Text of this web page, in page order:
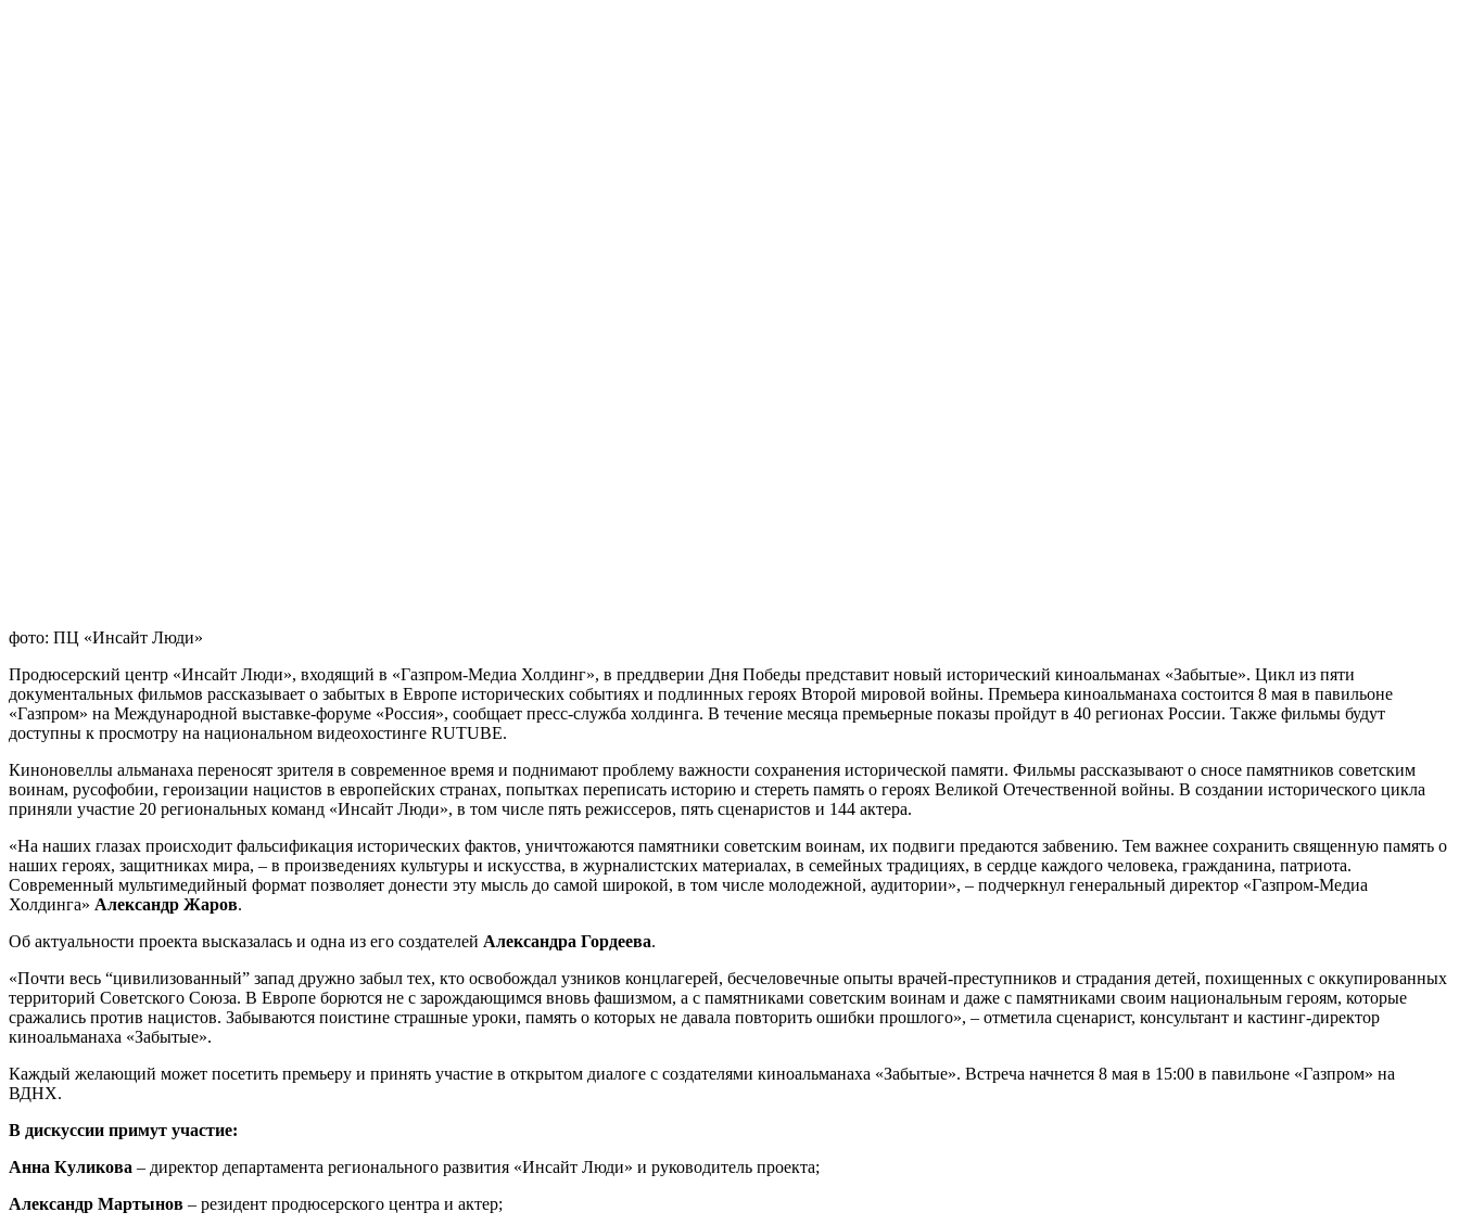
фото: ПЦ «Инсайт Люди»
Продюсерский центр «Инсайт Люди», входящий в «Газпром-Медиа Холдинг», в преддверии Дня Победы представит новый исторический киноальманах «Забытые». Цикл из пяти
документальных фильмов рассказывает о забытых в Европе исторических событиях и подлинных героях Второй мировой войны. Премьера киноальманаха состоится 8 мая в павильоне
«Газпром» на Международной выставке-форуме «Россия», сообщает пресс-служба холдинга. В течение месяца премьерные показы пройдут в 40 регионах России. Также фильмы будут
доступны к просмотру на национальном видеохостинге RUTUBE.
Киноновеллы альманаха переносят зрителя в современное время и поднимают проблему важности сохранения исторической памяти. Фильмы рассказывают о сносе памятников советским
воинам, русофобии, героизации нацистов в европейских странах, попытках переписать историю и стереть память о героях Великой Отечественной войны. В создании исторического цикла
приняли участие 20 региональных команд «Инсайт Люди», в том числе пять режиссеров, пять сценаристов и 144 актера.
«На наших глазах происходит фальсификация исторических фактов, уничтожаются памятники советским воинам, их подвиги предаются забвению. Тем важнее сохранить священную память о
наших героях, защитниках мира, – в произведениях культуры и искусства, в журналистских материалах, в семейных традициях, в сердце каждого человека, гражданина, патриота.
Современный мультимедийный формат позволяет донести эту мысль до самой широкой, в том числе молодежной, аудитории», – подчеркнул генеральный директор «Газпром-Медиа
Холдинга» Александр Жаров.
Об актуальности проекта высказалась и одна из его создателей Александра Гордеева.
«Почти весь “цивилизованный” запад дружно забыл тех, кто освобождал узников концлагерей, бесчеловечные опыты врачей-преступников и страдания детей, похищенных с оккупированных
территорий Советского Союза. В Европе борются не с зарождающимся вновь фашизмом, а с памятниками советским воинам и даже с памятниками своим национальным героям, которые
сражались против нацистов. Забываются поистине страшные уроки, память о которых не давала повторить ошибки прошлого», – отметила сценарист, консультант и кастинг-директор
киноальманаха «Забытые».
Каждый желающий может посетить премьеру и принять участие в открытом диалоге с создателями киноальманаха «Забытые». Встреча начнется 8 мая в 15:00 в павильоне «Газпром» на
ВДНХ.
В дискуссии примут участие:
Анна Куликова – директор департамента регионального развития «Инсайт Люди» и руководитель проекта;
Александр Мартынов – резидент продюсерского центра и актер;